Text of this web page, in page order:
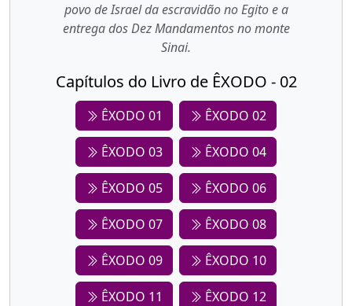
povo de Israel da escravidão no Egito e a
entrega dos Dez Mandamentos no monte
Sinai.
Capítulos do Livro de ÊXODO - 02
ÊXODO 01 ÊXODO 02
ÊXODO 03 ÊXODO 04
ÊXODO 05 ÊXODO 06
ÊXODO 07 ÊXODO 08
ÊXODO 09 ÊXODO 10
ÊXODO 11 ÊXODO 12